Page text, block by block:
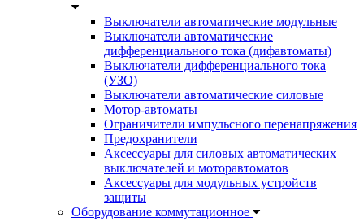
Выключатели автоматические модульные
Выключатели автоматические
дифференциального тока (дифавтоматы)
Выключатели дифференциального тока
(УЗО)
Выключатели автоматические силовые
Мотор-автоматы
Ограничители импульсного перенапряжения
Предохранители
Аксессуары для силовых автоматических
выключателей и моторавтоматов
Аксессуары для модульных устройств
защиты
Оборудование коммутационное